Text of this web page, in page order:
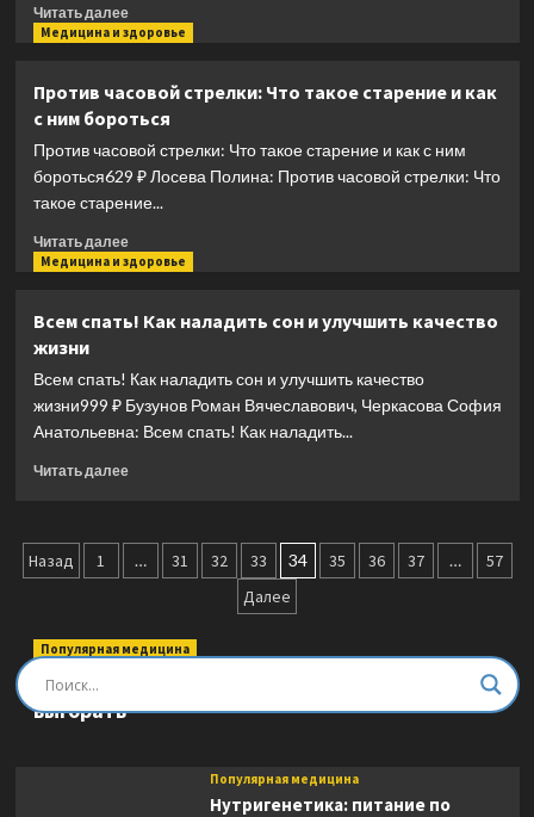
Читать далееПрочитать
больше
(м)
Дробышевский
Медицина и здоровье
Против часовой стрелки: Что такое старение и как
с ним бороться
Против часовой стрелки: Что такое старение и как с ним
бороться629 ₽ Лосева Полина: Против часовой стрелки: Что
такое старение...
Читать далееПрочитать
больше
часовой
Что
такое
старение
и
как
Медицина и здоровье
Всем спать! Как наладить сон и улучшить качество
жизни
Всем спать! Как наладить сон и улучшить качество
жизни999 ₽ Бузунов Роман Вячеславович, Черкасова София
Анатольевна: Всем спать! Как наладить...
Читать далееПрочитать
Как
и
жизни
Пагинация
Назад 1 … 31 32 33 34 35 36 37 …
57
Далее
Популярная медицина
Быть врачом. Как помогать, развиваться и не
выгорать
Популярная медицина
Нутригенетика: питание по